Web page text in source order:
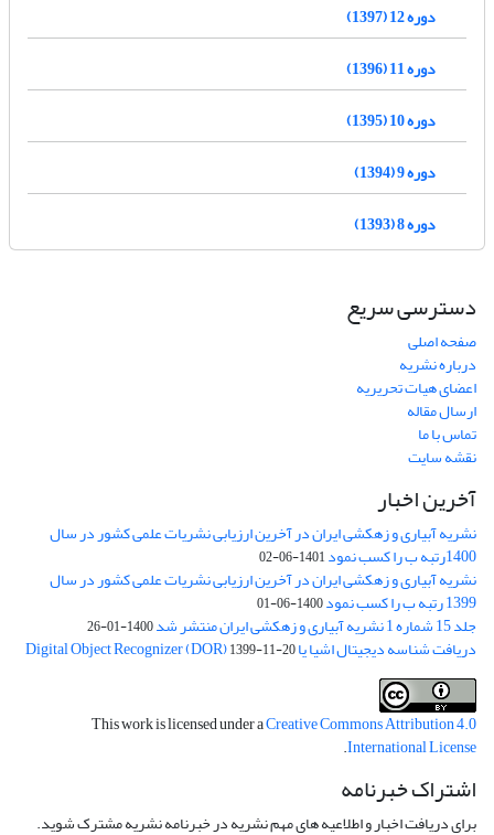
دوره 12 (1397)
دوره 11 (1396)
دوره 10 (1395)
دوره 9 (1394)
دوره 8 (1393)
دسترسی سریع
صفحه اصلی
درباره نشریه
اعضای هیات تحریریه
ارسال مقاله
تماس با ما
نقشه سایت
آخرین اخبار
نشریه آبیاری و زهکشی ایران در آخرین ارزیابی نشریات علمی کشور در سال
1400رتبه ب را کسب نمود 1401-06-02
نشریه آبیاری و زهکشی ایران در آخرین ارزیابی نشریات علمی کشور در سال
1399 رتبه ب را کسب نمود 1400-06-01
جلد 15 شماره 1 نشریه آبیاری و زهکشی ایران منتشر شد 1400-01-26
دریافت شناسه دیجیتال اشیا یا Digital Object Recognizer (DOR)1399-11-20
This work is licensed under aCreative Commons Attribution 4.0
International License
.
اشتراک خبرنامه
برای دریافت اخبار و اطلاعیه های مهم نشریه در خبرنامه نشریه مشترک شوید.